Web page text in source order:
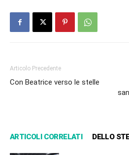
Articolo Precedente
Con Beatrice verso le stelle
ARTICOLI CORRELATI DELLO